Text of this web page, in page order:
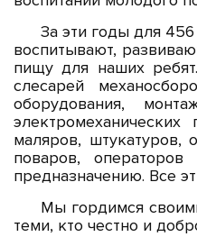
За эти годы для
воспитывают,
пищу для наших
слесарей
оборудования,
маляров, штукатуров,
поваров,
предназначению. Все
Мы гордимся
теми, кто честно и